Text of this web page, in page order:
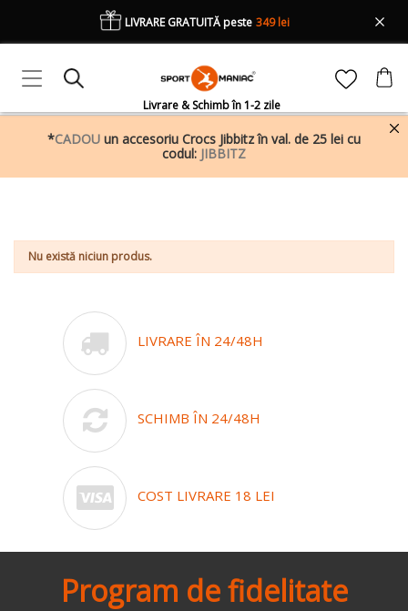
Livrare & Schimb în 1-2 zile
LIVRARE GRATUITĂ peste 349 lei
*CADOU un accesoriu Crocs Jibbitz în val. de 25 lei cu
codul: JIBBITZ
Nu există niciun produs.
LIVRARE ÎN 24/48H
SCHIMB ÎN 24/48H
COST LIVRARE 18 LEI
Program de fidelitate